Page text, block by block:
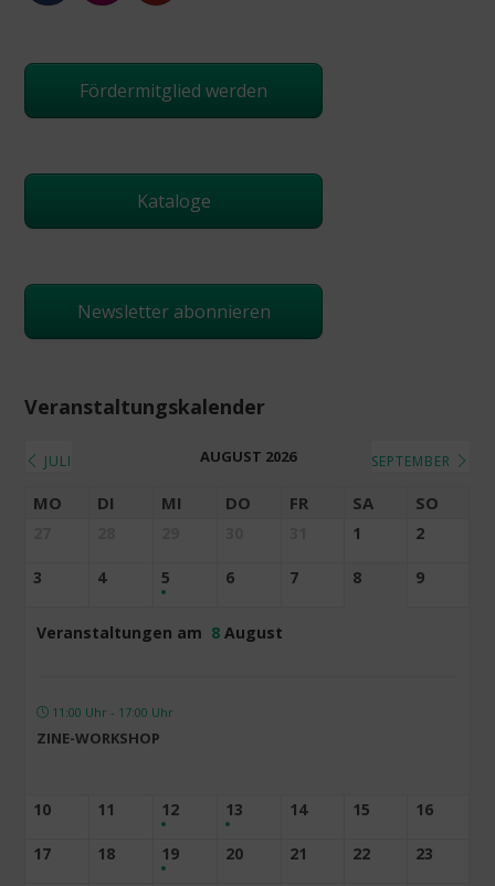
Fördermitglied werden
Kataloge
Newsletter abonnieren
Veranstaltungskalender
JULI AUGUST 2026 SEPTEMBER
MO DI MI DO FR SA SO
1 2
3 4 5 6 7 8 9
Veranstaltungen am 8 August
11:00 Uhr - 17:00 Uhr
ZINE-WORKSHOP
10 11 12 13 14 15 16
17 18 19 20 21 22 23